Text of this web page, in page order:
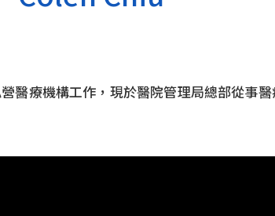
醫療機構工作，現於醫院管理局總部從事